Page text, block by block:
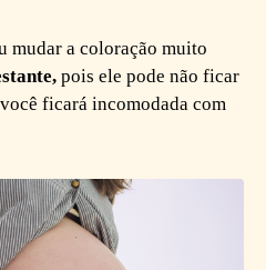
mudar a coloração muito
pois ele pode não ficar
ficará incomodada com